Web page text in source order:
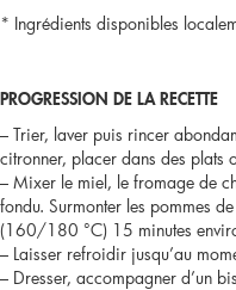
* Ingrédients disponibles
PROGRESSION DE LA RECETTE
– Trier, laver puis rincer
citronner, placer dans des plats
– Mixer le miel, le fromage de
fondu. Surmonter les pommes
(160/180 °C) 15 minutes
– Laisser refroidir jusqu’au
– Dresser, accompagner d’un